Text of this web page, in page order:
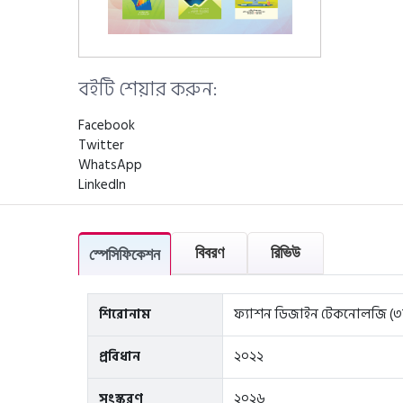
বইটি শেয়ার করুন:
Facebook
Twitter
WhatsApp
LinkedIn
স্পেসিফিকেশন বিবরণ রিভিউ
শিরোনাম
ফ্যাশন ডিজাইন টেকনোলজি
প্রবিধান
২০২২